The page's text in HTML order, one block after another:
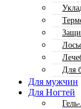
Для
Для мужчин
Для Ногтей